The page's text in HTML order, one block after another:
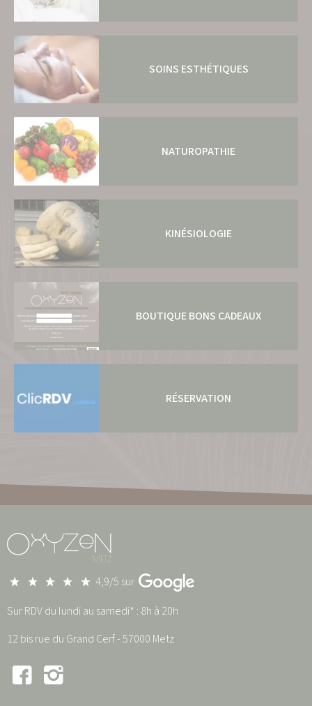
SOINS ESTHÉTIQUES
NATUROPATHIE
KINÉSIOLOGIE
BOUTIQUE BONS CADEAUX
RÉSERVATION
4,9/5 sur
Sur RDV du lundi au samedi* : 8h à 20h
12 bis rue du Grand Cerf - 57000 Metz